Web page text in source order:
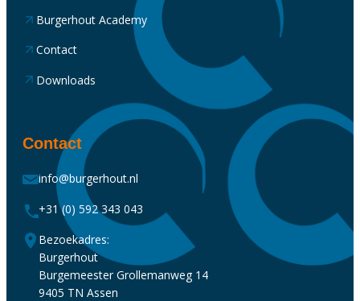
Burgerhout Academy
Contact
Downloads
Contact
info@burgerhout.nl
+31 (0) 592 343 043
Bezoekadres:
Burgerhout
Burgemeester Grollemanweg 14
9405 TN Assen